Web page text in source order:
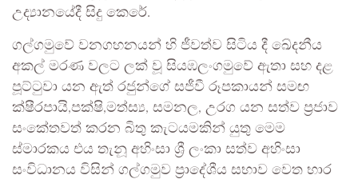
උද්‍යානයේදී සිදු කෙරේ.
ගල්ගමුවේ වනගහනයන් හි ජීවත්ව සිටිය දී ඛේදනීය
අකල් මරණ වලට ලක් වූ සියඹලංගමුවේ ඇතා සහ දළ
පූට්ටුවා ‍යන ඇත් රජුන්ගේ සජීවී රූපකායන් සමඟ
ක්ෂීරපායි,පක්ෂි,මත්ස්‍ය, සමනල, උරග යන සත්ව ප්‍රජාව
සංකේතවත් කරන බිතු කැටයමකින් යුතු මෙම
ස්මාරකය එය තැනූ අහිංසා ශ්‍රී ලංකා සත්ව අහිංසා
සංවිධානය විසින් ගල්ගමුව ප්‍රාදේශීය සභාව වෙත භාර